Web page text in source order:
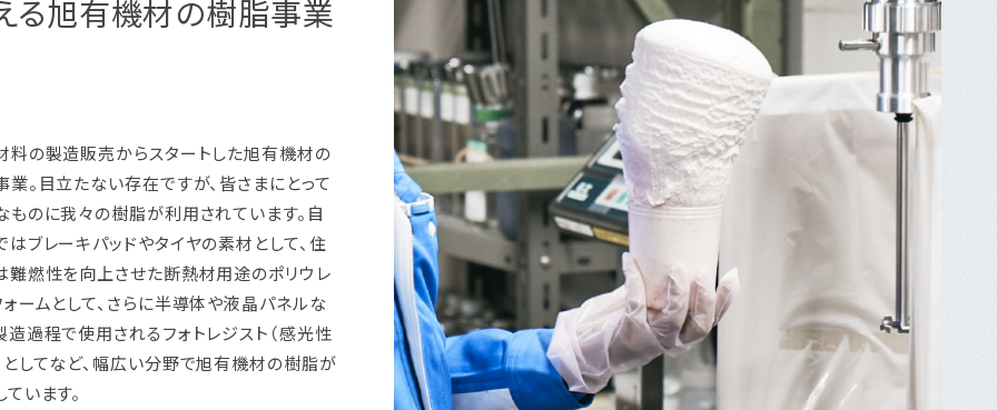
る旭有機材の樹脂事業
料の製造販売からスタートした旭有機材の
業。目立たない存在ですが、皆さまにとって
ものに我々の樹脂が利用されています。自
はブレーキパッドやタイヤの素材として、住
難燃性を向上させた断熱材用途のポリウレ
ォームとして、さらに半導体や液晶パネルな
造過程で使用されるフォトレジスト（感光性
としてなど、幅広い分野で旭有機材の樹脂が
います。